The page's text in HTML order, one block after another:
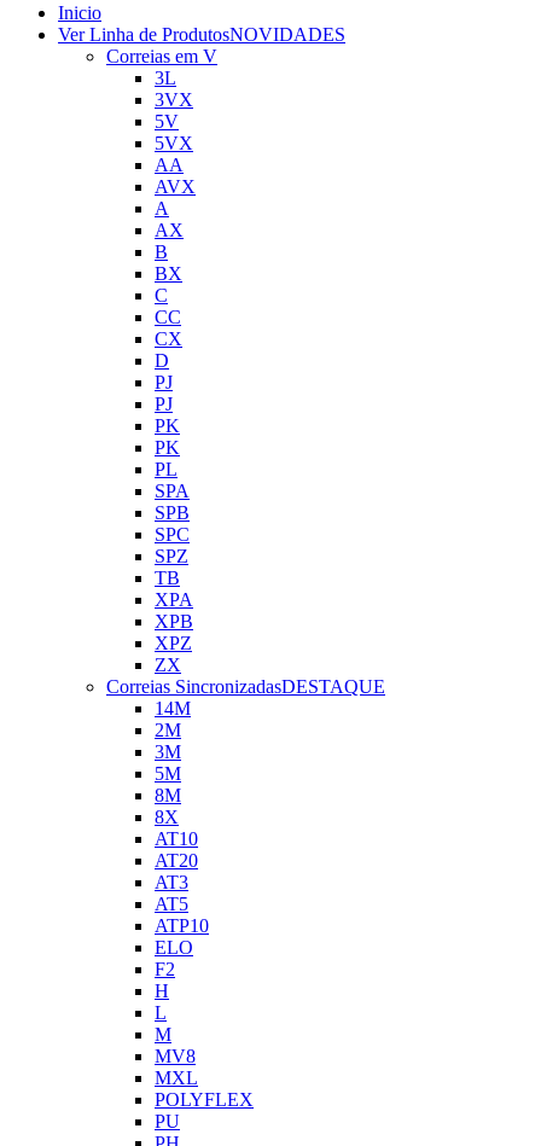
Inicio
Ver Linha de ProdutosNOVIDADES
Correias em V
3L
3VX
5V
5VX
AA
AVX
A
AX
B
BX
C
CC
CX
D
PJ
PJ
PK
PK
PL
SPA
SPB
SPC
SPZ
TB
XPA
XPB
XPZ
ZX
Correias SincronizadasDESTAQUE
14M
2M
3M
5M
8M
8X
AT10
AT20
AT3
AT5
ATP10
ELO
F2
H
L
M
MV8
MXL
POLYFLEX
PU